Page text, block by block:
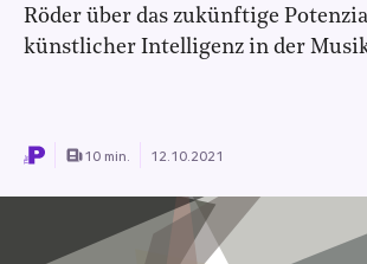
Röder über das zukünftige
künstlicher Intelligenz in der
10 min. 12.10.2021